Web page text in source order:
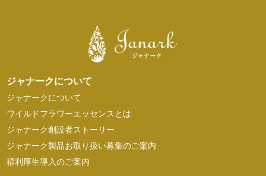
ジャナークについて
ジャナークについて
ワイルドフラワーエッセンスとは
ジャナーク創設者ストーリー
ジャナーク製品お取り扱い募集のご案内
福利厚生導入のご案内